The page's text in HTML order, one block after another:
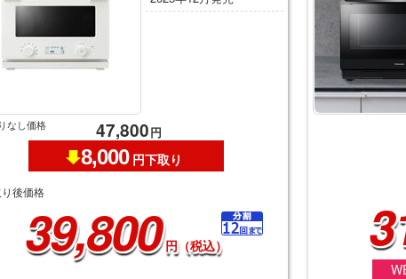
なし価格 47,800円
8,000 円下取り
後価格
39,800 円（税込）